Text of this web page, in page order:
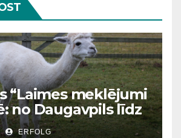
“Laimes meklējumi
no Daugavpils līdz
ERFOLG